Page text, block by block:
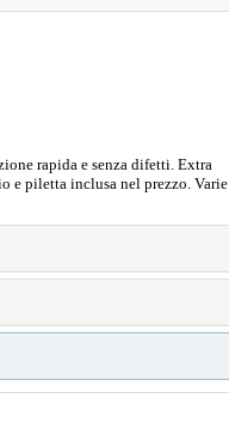
rapida e senza difetti. Extra
e piletta inclusa nel prezzo. Varie